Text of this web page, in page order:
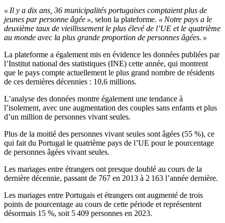
« Il y a dix ans, 36 municipalités portugaises comptaient plus de
jeunes par personne âgée », selon la plateforme. « Notre pays a le
deuxième taux de vieillissement le plus élevé de l’UE et le quatrième
au monde avec la plus grande proportion de personnes âgées. »
La plateforme a également mis en évidence les données publiées par
l’Institut national des statistiques (INE) cette année, qui montrent
que le pays compte actuellement le plus grand nombre de résidents
de ces dernières décennies : 10,6 millions.
L’analyse des données montre également une tendance à
l’isolement, avec une augmentation des couples sans enfants et plus
d’un million de personnes vivant seules.
Plus de la moitié des personnes vivant seules sont âgées (55 %), ce
qui fait du Portugal le quatrième pays de l’UE pour le pourcentage
de personnes âgées vivant seules.
Les mariages entre étrangers ont presque doublé au cours de la
dernière décennie, passant de 767 en 2013 à 2 163 l’année dernière.
Les mariages entre Portugais et étrangers ont augmenté de trois
points de pourcentage au cours de cette période et représentent
désormais 15 %, soit 5 409 personnes en 2023.